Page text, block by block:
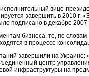
, исполнительный вице-
завершить в 2010
подписано в декабре
бизнеса, то, по
в процессе
завершили на
центр
инфраструктуры на